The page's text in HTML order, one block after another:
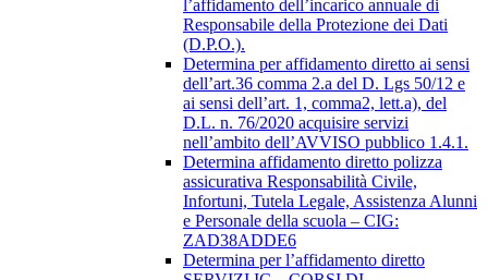
l’affidamento dell’incarico annuale di
Responsabile della Protezione dei Dati
(D.P.O.).
Determina per affidamento diretto ai sensi
dell’art.36 comma 2.a del D. Lgs 50/12 e
ai sensi dell’art. 1, comma2, lett.a), del
D.L. n. 76/2020 acquisire servizi
nell’ambito dell’AVVISO pubblico 1.4.1.
Determina affidamento diretto polizza
assicurativa Responsabilità Civile,
Infortuni, Tutela Legale, Assistenza Alunni
e Personale della scuola – CIG:
ZAD38ADDE6
Determina per l’affidamento diretto